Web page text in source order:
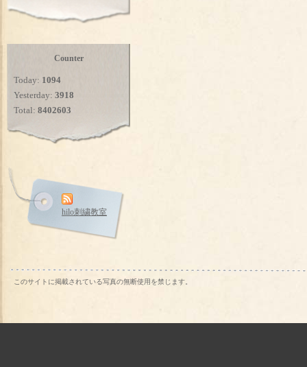
Counter
Today: 1094
Yesterday: 3918
Total: 8402603
hilo刺繍教室
このサイトに掲載されている写真の無断使用を禁じます。